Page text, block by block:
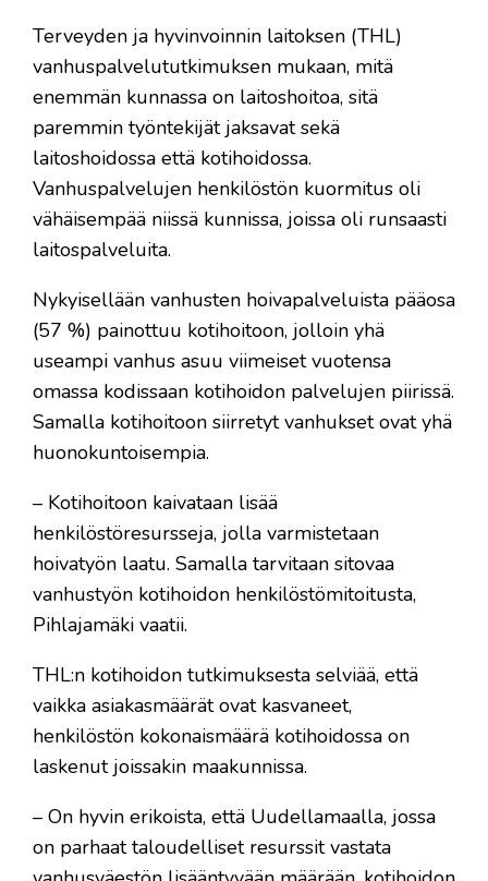
Terveyden ja hyvinvoinnin laitoksen (THL)
vanhuspalvelututkimuksen mukaan, mitä
enemmän kunnassa on laitoshoitoa, sitä
paremmin työntekijät jaksavat sekä
laitoshoidossa että kotihoidossa.
Vanhuspalvelujen henkilöstön kuormitus oli
vähäisempää niissä kunnissa, joissa oli runsaasti
laitospalveluita.
Nykyisellään vanhusten hoivapalveluista pääosa
(57 %) painottuu kotihoitoon, jolloin yhä
useampi vanhus asuu viimeiset vuotensa
omassa kodissaan kotihoidon palvelujen piirissä.
Samalla kotihoitoon siirretyt vanhukset ovat yhä
huonokuntoisempia.
– Kotihoitoon kaivataan lisää
henkilöstöresursseja, jolla varmistetaan
hoivatyön laatu. Samalla tarvitaan sitovaa
vanhustyön kotihoidon henkilöstömitoitusta,
Pihlajamäki vaatii.
THL:n kotihoidon tutkimuksesta selviää, että
vaikka asiakasmäärät ovat kasvaneet,
henkilöstön kokonaismäärä kotihoidossa on
laskenut joissakin maakunnissa.
– On hyvin erikoista, että Uudellamaalla, jossa
on parhaat taloudelliset resurssit vastata